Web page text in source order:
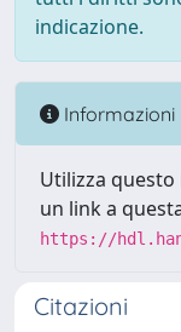
indicazione.
Informazioni
Utilizza
un link a
https://
Citazioni